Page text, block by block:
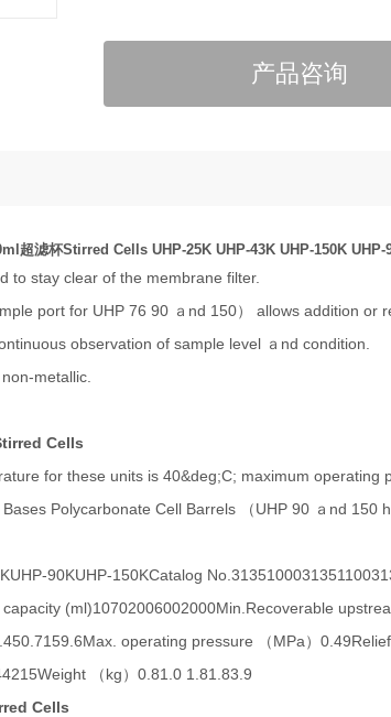
产品咨询
超滤杯Stirred Cells UHP-25K UHP-43K UHP-150K UHP-
to stay clear of the membrane filter.
port for UHP 76 90 ａnd 150） allows addition or
observation of sample level ａnd condition.
metallic.
Cells
for these units is 40&deg;C; maximum
Polycarbonate Cell Barrels （UHP 90 ａnd
90KUHP-150KCatalog
(ml)10702006002000Min.Recoverable
operating pressure （MPa）
（kg）0.81.0 1.81.83.9
Cells